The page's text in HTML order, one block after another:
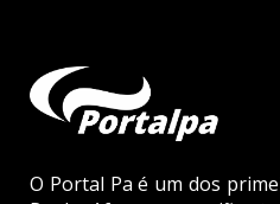
O Portal Pa é um dos